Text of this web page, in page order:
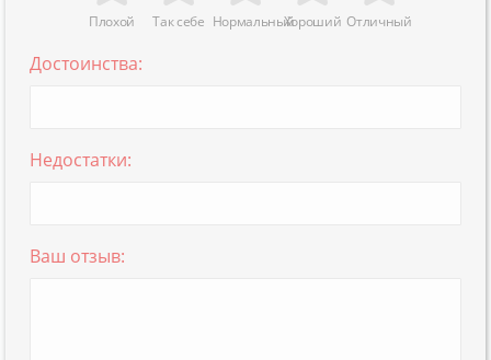
Плохой Так себе НормальныйХороший Отличный
Достоинства:
Недостатки:
Ваш отзыв: